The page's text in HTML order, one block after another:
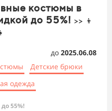
костюмы в
до 55%! >> 👦
до 2025.06.08
Детские брюки
одежда
55%!